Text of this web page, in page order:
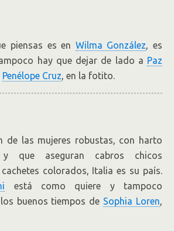
piensas es en Wilma González, es
hay que dejar de lado a Paz
Penélope Cruz, en la fotito.
de las mujeres robustas, con harto
que aseguran cabros chicos
colorados, Italia es su país.
está como quiere y tampoco
buenos tiempos de Sophia Loren,